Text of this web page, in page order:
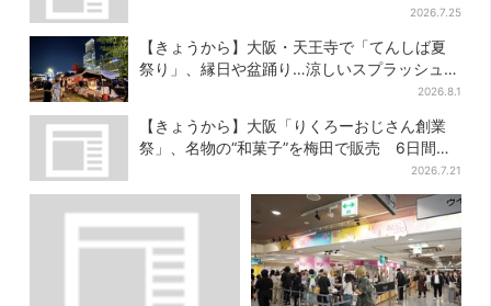
2026.7.25
【きょうから】大阪・天王寺で「てんしば夏
祭り」、縁日や盆踊り…涼しいスプラッシュタ
2026.8.1
【きょうから】大阪「りくろーおじさん創業
祭」、名物の“和菓子”を梅田で販売 6日間限
2026.7.21